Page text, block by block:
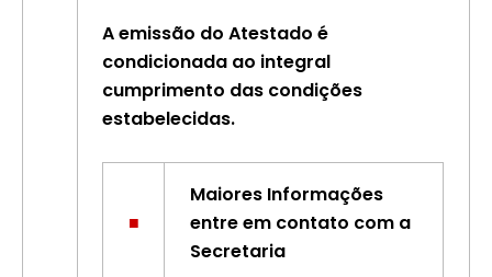
A emissão do Atestado é
condicionada ao integral
cumprimento das condições
estabelecidas.
■
Maiores Informações
entre em contato com a
Secretaria